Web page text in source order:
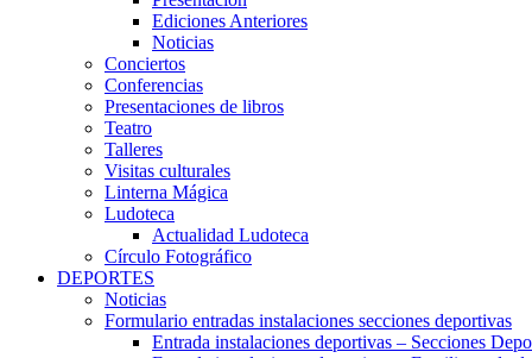
Ediciones Anteriores
Noticias
Conciertos
Conferencias
Presentaciones de libros
Teatro
Talleres
Visitas culturales
Linterna Mágica
Ludoteca
Actualidad Ludoteca
Círculo Fotográfico
DEPORTES
Noticias
Formulario entradas instalaciones secciones deportivas
Entrada instalaciones deportivas – Secciones